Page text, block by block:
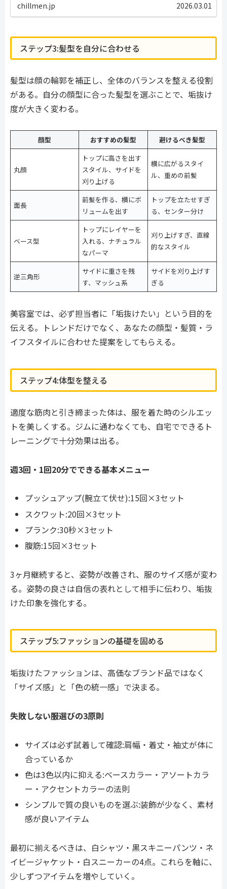
chillmen.jp 2026.03.01
ステップ3:髪型を自分に合わせる
髪型は顔の輪郭を補正し、全体のバランスを整える役割
がある。自分の顔型に合った髪型を選ぶことで、垢抜け
度が大きく変わる。
顔型 おすすめの髪型 避けるべき髪型
丸顔
トップに高さを出す
スタイル、サイドを
刈り上げる
横に広がるスタイ
ル、重めの前髪
面長
前髪を作る、横にボ
リュームを出す
トップを立たせすぎ
る、センター分け
ベース型
トップにレイヤーを
入れる、ナチュラル
なパーマ
刈り上げすぎ、直線
的なスタイル
逆三角形
サイドに重さを残
す、マッシュ系
サイドを刈り上げす
ぎる
美容室では、必ず担当者に「垢抜けたい」という目的を
伝える。トレンドだけでなく、あなたの顔型・髪質・ラ
イフスタイルに合わせた提案をしてもらえる。
ステップ4:体型を整える
適度な筋肉と引き締まった体は、服を着た時のシルエッ
トを美しくする。ジムに通わなくても、自宅でできるト
レーニングで十分効果は出る。
週3回・1回20分でできる基本メニュー
プッシュアップ(腕立て伏せ):15回×3セット
スクワット:20回×3セット
プランク:30秒×3セット
腹筋:15回×3セット
3ヶ月継続すると、姿勢が改善され、服のサイズ感が変わ
る。姿勢の良さは自信の表れとして相手に伝わり、垢抜
けた印象を強化する。
ステップ5:ファッションの基礎を固める
垢抜けたファッションは、高価なブランド品ではなく
「サイズ感」と「色の統一感」で決まる。
失敗しない服選びの3原則
サイズは必ず試着して確認:肩幅・着丈・袖丈が体に
合っているか
色は3色以内に抑える:ベースカラー・アソートカラ
ー・アクセントカラーの法則
シンプルで質の良いものを選ぶ:装飾が少なく、素材
感が良いアイテム
最初に揃えるべきは、白シャツ・黒スキニーパンツ・ネ
イビージャケット・白スニーカーの4点。これらを軸に、
少しずつアイテムを増やしていく。